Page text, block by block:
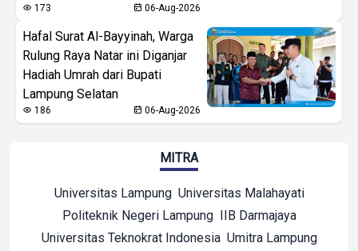
173 06-Aug-2026
Hafal Surat Al-Bayyinah, Warga
Rulung Raya Natar ini Diganjar
Hadiah Umrah dari Bupati
Lampung Selatan
186 06-Aug-2026
MITRA
Universitas Lampung Universitas Malahayati
Politeknik Negeri Lampung IIB Darmajaya
Universitas Teknokrat Indonesia Umitra Lampung